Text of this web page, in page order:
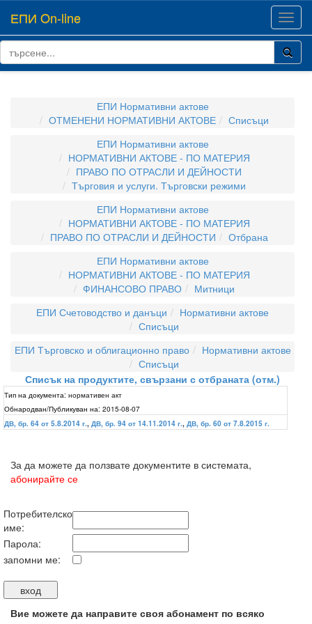
ЕПИ On-line
ЕПИ Нормативни актове
ОТМЕНЕНИ НОРМАТИВНИ АКТОВЕ
Списъци
ЕПИ Нормативни актове
НОРМАТИВНИ АКТОВЕ - ПО МАТЕРИЯ
ПРАВО ПО ОТРАСЛИ И ДЕЙНОСТИ
Търговия и услуги. Търговски режими
ЕПИ Нормативни актове
НОРМАТИВНИ АКТОВЕ - ПО МАТЕРИЯ
ПРАВО ПО ОТРАСЛИ И ДЕЙНОСТИ
Отбрана
ЕПИ Нормативни актове
НОРМАТИВНИ АКТОВЕ - ПО МАТЕРИЯ
ФИНАНСОВО ПРАВО
Митници
ЕПИ Счетоводство и данъци
Нормативни актове
Списъци
ЕПИ Търговско и облигационно право
Нормативни актове
Списъци
Списък на продуктите, свързани с отбраната (отм.)
Тип на документа: нормативен акт
Обнародван/Публикуван на: 2015-08-07
ДВ, бр. 64 от 5.8.2014 г., ДВ, бр. 94 от 14.11.2014 г., ДВ, бр. 60 от 7.8.2015 г.
За да можете да ползвате документите в системата,
абонирайте се
Потребителско
име:
Парола:
запомни ме:
Вие можете да направите своя абонамент по всяко